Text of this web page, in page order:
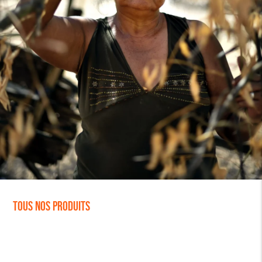
Tous nos produits